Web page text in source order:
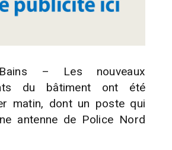
Bains – Les nouveaux
du bâtiment ont été
matin, dont un poste qui
antenne de Police Nord